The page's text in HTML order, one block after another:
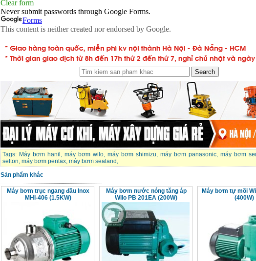
Tags: Máy bơm hanil , máy bơm wilo, máy bơm shimizu, máy bơm panasonic, máy bơm
selton, máy bơm pentax, máy bơm sealand ,
Sản phẩm khác
Máy bơm trục ngang đầu Inox
MHI-406 (1.5KW)
Máy bơm nước nóng tăng áp
Wilo PB 201EA (200W)
Máy bơm tự mồi
(400W)